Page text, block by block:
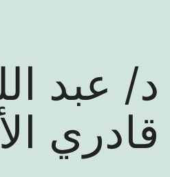
عرض
د/ عبد
قادري